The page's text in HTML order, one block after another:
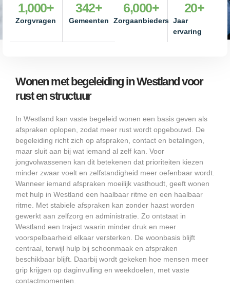
Zorgvragen
1,000+
Gemeenten
342+
Zorgaanbieders
6,000+
Jaar
ervaring
20+
Wonen met begeleiding in Westland voor
rust en structuur
In Westland kan vaste begeleid wonen een basis geven als
afspraken oplopen, zodat meer rust wordt opgebouwd. De
begeleiding richt zich op afspraken, contact en betalingen,
maar sluit aan bij wat iemand al zelf kan. Voor
jongvolwassenen kan dit betekenen dat prioriteiten kiezen
minder zwaar voelt en zelfstandigheid meer oefenbaar wordt.
Wanneer iemand afspraken moeilijk vasthoudt, geeft wonen
met hulp in Westland een haalbaar ritme en een haalbaar
ritme. Met stabiele afspraken kan zonder haast worden
gewerkt aan zelfzorg en administratie. Zo ontstaat in
Westland een traject waarin minder druk en meer
voorspelbaarheid elkaar versterken. De woonbasis blijft
centraal, terwijl hulp bij schoonmaak en afspraken
beschikbaar blijft. Daarbij wordt gekeken hoe mensen meer
grip krijgen op daginvulling en weekdoelen, met vaste
contactmomenten.